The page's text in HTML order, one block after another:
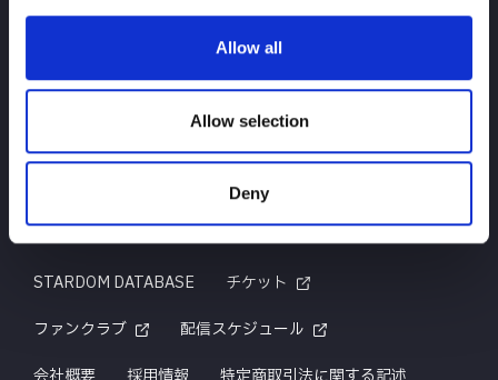
Allow all
Allow selection
Deny
選手紹介 グッズ
お問い合わせ
STARDOM DATABASE
チケット
ファンクラブ
配信スケジュール